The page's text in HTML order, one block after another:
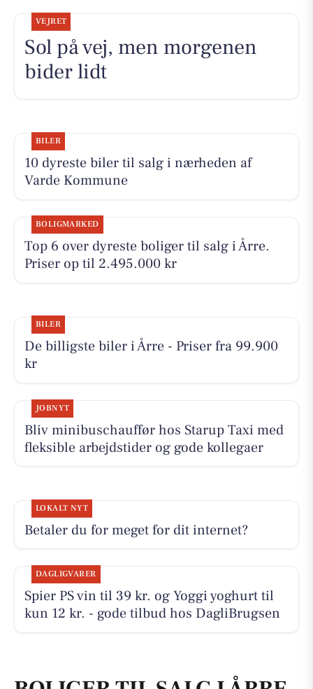
VEJRET
Sol på vej, men morgenen
bider lidt
BILER
10 dyreste biler til salg i nærheden af
Varde Kommune
BOLIGMARKED
Top 6 over dyreste boliger til salg i Årre.
Priser op til 2.495.000 kr
BILER
De billigste biler i Årre - Priser fra 99.900
kr
JOBNYT
Bliv minibuschauffør hos Starup Taxi med
fleksible arbejdstider og gode kollegaer
LOKALT NYT
Betaler du for meget for dit internet?
DAGLIGVARER
Spier PS vin til 39 kr. og Yoggi yoghurt til
kun 12 kr. - gode tilbud hos DagliBrugsen